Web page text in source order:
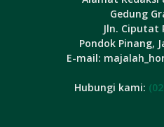
Gedung
Jln. Ciputat
Pondok Pinang,
E-mail:
Hubungi kami: